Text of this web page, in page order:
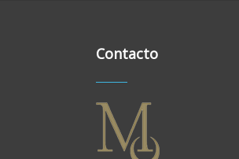
Contacto